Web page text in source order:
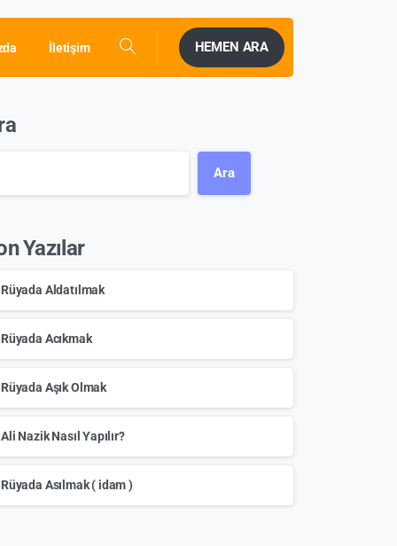
İletişim HEMEN ARA
Ara
Yazılar
Rüyada Aldatılmak
Rüyada Acıkmak
Rüyada Aşık Olmak
Ali Nazik Nasıl Yapılır?
Rüyada Asılmak ( idam )